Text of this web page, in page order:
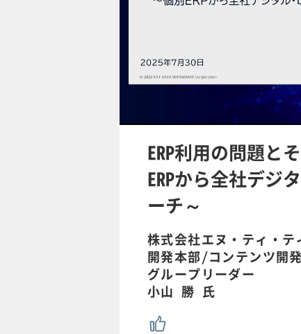
n
t
e
ERP利用の問題と
ERPから全社デジ
ーチ～
株式会社エヌ・ティ・
開発本部/コンテンツ開
グループリーダー
小山 勝 氏